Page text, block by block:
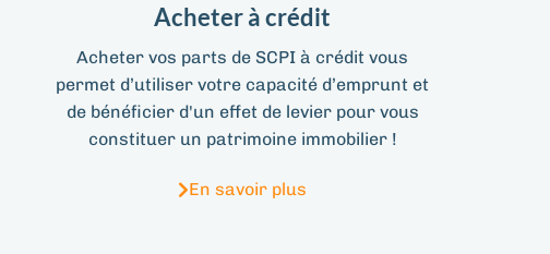
Acheter à crédit
Acheter vos parts de SCPI à crédit vous
permet d’utiliser votre capacité d’emprunt et
de bénéficier d'un effet de levier pour vous
constituer un patrimoine immobilier !
En savoir plus